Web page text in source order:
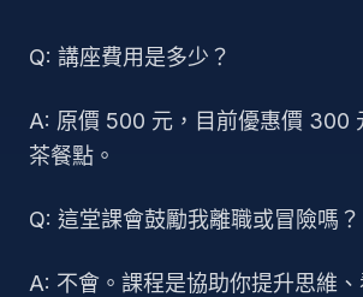
Q: 講座費用是多少？
A: 原價 500 元，目前優惠價 300
茶餐點。
Q: 這堂課會鼓勵我離職或冒險嗎？
A: 不會。課程是協助你提升思維